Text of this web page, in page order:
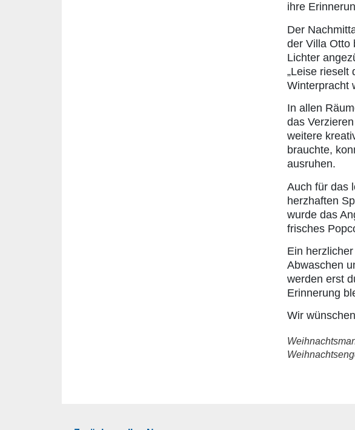
ihre
Der
der Villa Otto
Lichter
„Leise rieselt
Winterpracht
In allen
das
weitere
brauchte,
ausruhen.
Auch für das
herzhaften
wurde das
frisches
Ein
Abwaschen
werden erst
Erinnerung
Wir